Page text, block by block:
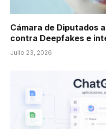
Cámara de Diputados
contra Deepfakes e
Julio 23, 2026